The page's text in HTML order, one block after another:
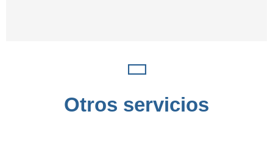
Otros servicios